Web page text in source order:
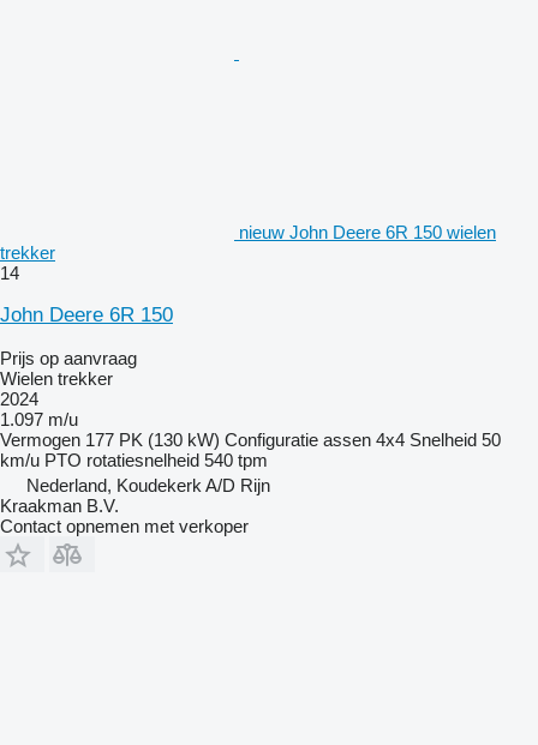
nieuw John Deere 6R 150 wielen
trekker
14
John Deere 6R 150
Prijs op aanvraag
Wielen trekker
2024
1.097 m/u
Vermogen 177 PK (130 kW) Configuratie assen 4x4 Snelheid 50
km/u PTO rotatiesnelheid 540 tpm
Nederland, Koudekerk A/D Rijn
Kraakman B.V.
Contact opnemen met verkoper